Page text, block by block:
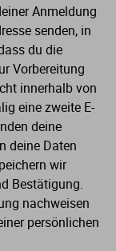
Anmeldung
senden, in
du die
Vorbereitung
innerhalb von
eine zweite E-
deine
deine Daten
wir
Bestätigung.
nachweisen
persönlichen